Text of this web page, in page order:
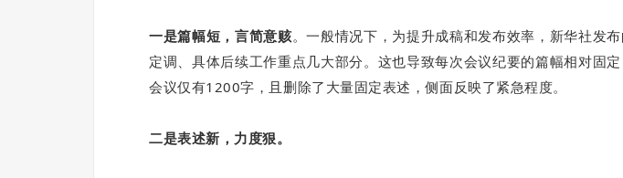
一是篇幅短，言简意赅。一般情况下，为提升成稿和发布效率，新华社发
定调、具体后续工作重点几大部分。这也导致每次会议纪要的篇幅相对固
会议仅有1200字，且删除了大量固定表述，侧面反映了紧急程度。
二是表述新，力度狠。